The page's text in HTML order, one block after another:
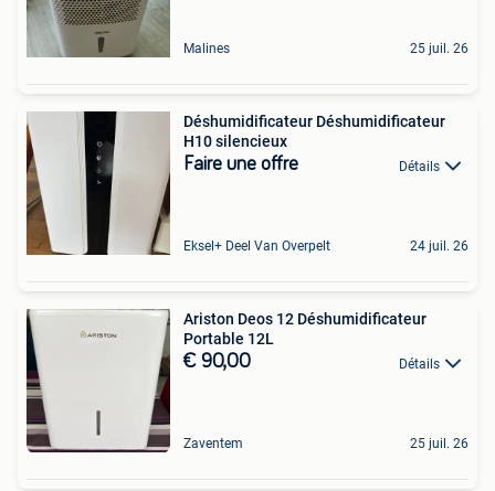
Malines 25 juil. 26
Déshumidificateur Déshumidificateur
H10 silencieux
Faire une offre Détails
Eksel+ Deel Van Overpelt 24 juil. 26
Ariston Deos 12 Déshumidificateur
Portable 12L
€ 90,00 Détails
Zaventem 25 juil. 26